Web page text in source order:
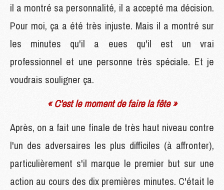
il a montré sa personnalité, il a accepté ma décision.
Pour moi, ça a été très injuste. Mais il a montré sur
les minutes qu'il a eues qu'il est un vrai
professionnel et une personne très spéciale. Et je
voudrais souligner ça.
« C'est le moment de faire la fête »
Après, on a fait une finale de très haut niveau contre
l'un des adversaires les plus difficiles (à affronter),
particulièrement s'il marque le premier but sur une
action au cours des dix premières minutes. C'était le